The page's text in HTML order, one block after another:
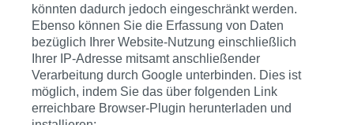
könnten dadurch jedoch eingeschränkt werden.
Ebenso können Sie die Erfassung von Daten
bezüglich Ihrer Website-Nutzung einschließlich
Ihrer IP-Adresse mitsamt anschließender
Verarbeitung durch Google unterbinden. Dies ist
möglich, indem Sie das über folgenden Link
erreichbare Browser-Plugin herunterladen und